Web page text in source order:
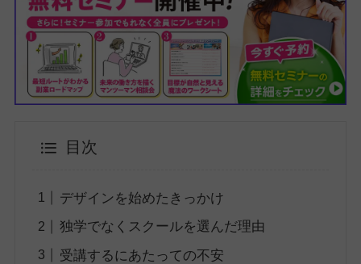
目次
デザインを始めたきっかけ
独学でなくスクールを選んだ理由
受講するにあたっての不安